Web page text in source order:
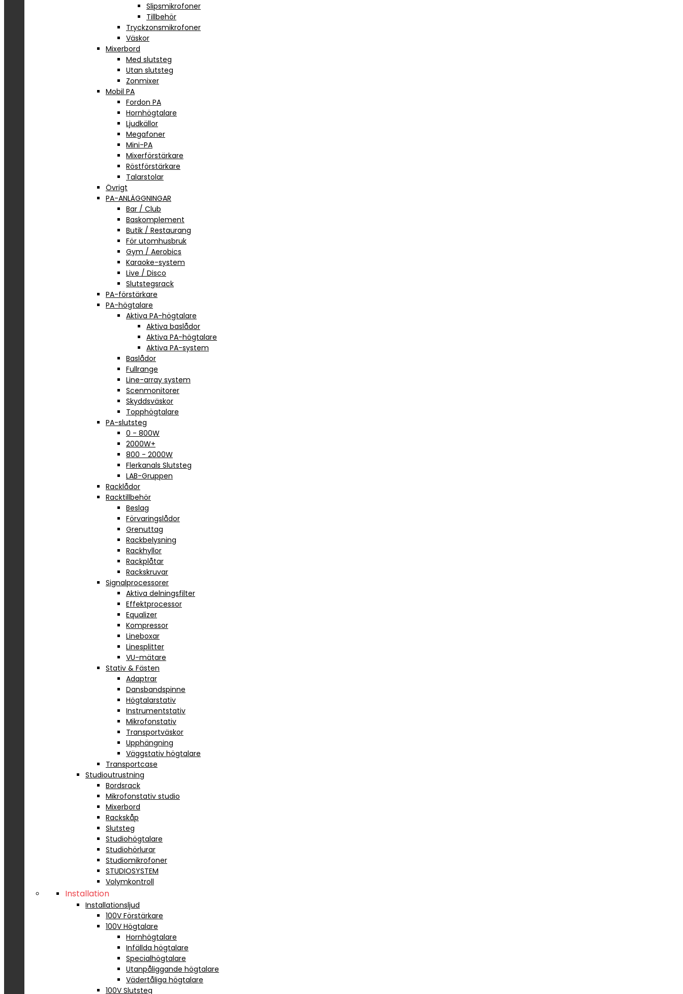
Slipsmikrofoner
Tillbehör
Tryckzonsmikrofoner
Väskor
Mixerbord
Med slutsteg
Utan slutsteg
Zonmixer
Mobil PA
Fordon PA
Hornhögtalare
Ljudkällor
Megafoner
Mini-PA
Mixerförstärkare
Röstförstärkare
Talarstolar
Övrigt
PA-ANLÄGGNINGAR
Bar / Club
Baskomplement
Butik / Restaurang
För utomhusbruk
Gym / Aerobics
Karaoke-system
Live / Disco
Slutstegsrack
PA-förstärkare
PA-högtalare
Aktiva PA-högtalare
Aktiva baslådor
Aktiva PA-högtalare
Aktiva PA-system
Baslådor
Fullrange
Line-array system
Scenmonitorer
Skyddsväskor
Topphögtalare
PA-slutsteg
0 - 800W
2000W+
800 - 2000W
Flerkanals Slutsteg
LAB-Gruppen
Racklådor
Racktillbehör
Beslag
Förvaringslådor
Grenuttag
Rackbelysning
Rackhyllor
Rackplåtar
Rackskruvar
Signalprocessorer
Aktiva delningsfilter
Effektprocessor
Equalizer
Kompressor
Lineboxar
Linesplitter
VU-mätare
Stativ & Fästen
Adaptrar
Dansbandspinne
Högtalarstativ
Instrumentstativ
Mikrofonstativ
Transportväskor
Upphängning
Väggstativ högtalare
Transportcase
Studioutrustning
Bordsrack
Mikrofonstativ studio
Mixerbord
Rackskåp
Slutsteg
Studiohögtalare
Studiohörlurar
Studiomikrofoner
STUDIOSYSTEM
Volymkontroll
Installation
Installationsljud
100V Förstärkare
100V Högtalare
Hornhögtalare
Infällda högtalare
Specialhögtalare
Utanpåliggande högtalare
Vädertåliga högtalare
100V Slutsteg